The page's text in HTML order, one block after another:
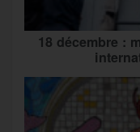
18 décembre :